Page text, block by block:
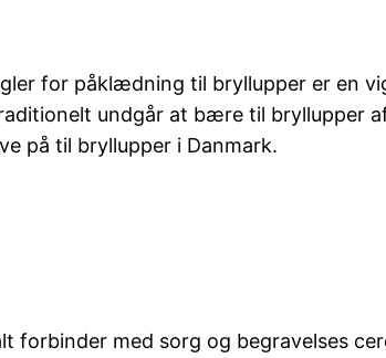
for påklædning til bryllupper er en
undgår at bære til bryllupper
på til bryllupper i Danmark.
forbinder med sorg og begravelses